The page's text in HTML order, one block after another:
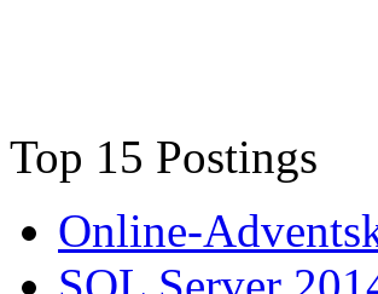
Top 15 Postings
Online-